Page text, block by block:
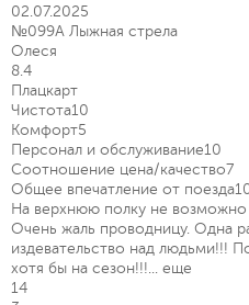
02.07.2025
№099А Лыжная стрела
Олеся
8.4
Плацкарт
Чистота10
Комфорт5
Персонал и обслуживание10
Соотношение цена/качество7
Общее впечатление от поезда
На верхнюю полку не возможно
Очень жаль проводницу. Одна
издевательство над людьми!!!
хотя бы на сезон!!!... еще
14